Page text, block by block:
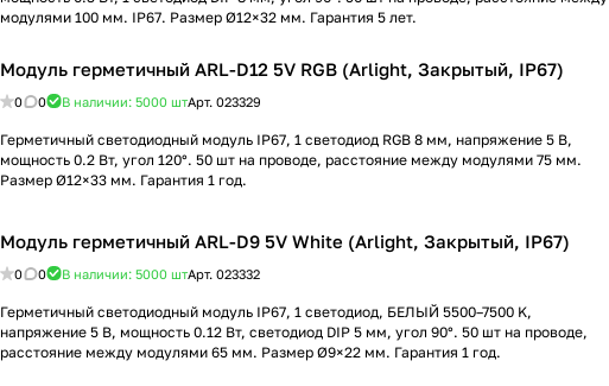
модулями 100 мм. IP67. Размер Ø12×32 мм. Гарантия 5 лет.
Модуль герметичный ARL-D12 5V RGB (Arlight, Закрытый, IP67)
0 0 В наличии: 5000 штАрт. 023329
Герметичный светодиодный модуль IP67, 1 светодиод RGB 8 мм, напряжение 5 В,
мощность 0.2 Вт, угол 120°. 50 шт на проводе, расстояние между модулями 75 мм.
Размер Ø12×33 мм. Гарантия 1 год.
Модуль герметичный ARL-D9 5V White (Arlight, Закрытый, IP67)
0 0 В наличии: 5000 штАрт. 023332
Герметичный светодиодный модуль IP67, 1 светодиод, БЕЛЫЙ 5500–7500 K,
напряжение 5 В, мощность 0.12 Вт, светодиод DIP 5 мм, угол 90°. 50 шт на проводе,
расстояние между модулями 65 мм. Размер Ø9×22 мм. Гарантия 1 год.